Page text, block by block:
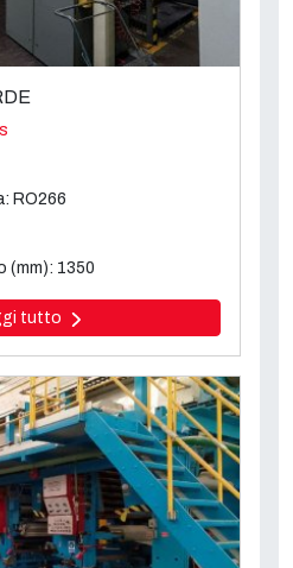
RO266
(mm): 1350
tutto